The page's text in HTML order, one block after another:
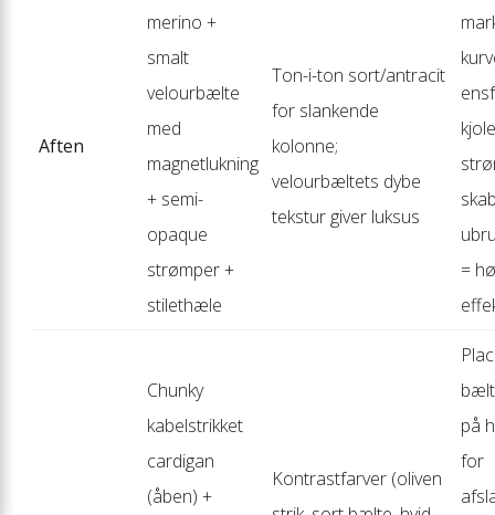
Aften
merino +
smalt
velourbælte
med
magnetlukning
+ semi-
opaque
strømper +
stilethæle
Ton-i-ton sort/antracit
for slankende
kolonne;
velourbæltets dybe
tekstur giver luksus
=
Chunky
kabelstrikket
cardigan
(åben) +
Kontrastfarver (oliven
på
for